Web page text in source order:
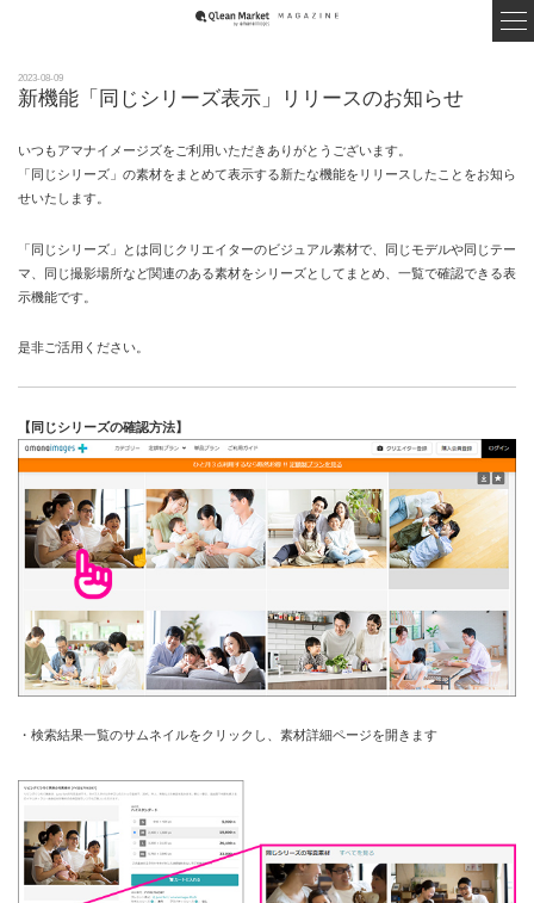
2023-08-09
新機能「同じシリーズ表示」リリースのお知らせ
いつもアマナイメージズをご利用いただきありがとうございます。
「同じシリーズ」の素材をまとめて表示する新たな機能をリリースしたことをお知ら
せいたします。
「同じシリーズ」とは同じクリエイターのビジュアル素材で、同じモデルや同じテー
マ、同じ撮影場所など関連のある素材をシリーズとしてまとめ、一覧で確認できる表
示機能です。
是非ご活用ください。
【同じシリーズの確認方法】
・検索結果一覧のサムネイルをクリックし、素材詳細ページを開きます